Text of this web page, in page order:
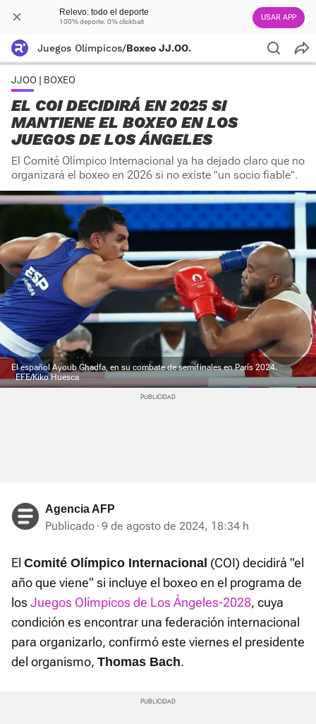
Relevo: todo el deporte
100% deporte. 0% clickbait USAR APP
Juegos Olímpicos/Boxeo JJ.OO.
JJOO | BOXEO
EL COI DECIDIRÁ EN 2025 SI
MANTIENE EL BOXEO EN LOS
JUEGOS DE LOS ÁNGELES
El Comité Olímpico Internacional ya ha dejado claro que no
organizará el boxeo en 2026 si no existe "un socio fiable".
El español Ayoub Ghadfa, en su combate de semifinales en París 2024.
EFE/Kiko Huesca
Agencia AFP
Publicado 9 de agosto de 2024, 18:34 h
El Comité Olímpico Internacional (COI) decidirá "el
año que viene" si incluye el boxeo en el programa de
losJuegos Olímpicos de Los Ángeles-2028, cuya
condición es encontrar una federación internacional
para organizarlo, confirmó este viernes el presidente
del organismo, Thomas Bach.